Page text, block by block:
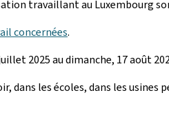
travaillant au Luxembourg
concernées.
2025 au dimanche, 17 août
dans les écoles, dans les